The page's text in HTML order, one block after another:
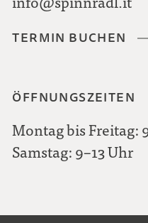
TERMIN BUCHEN
ÖFFNUNGSZEITEN
Montag bis Freitag:
Samstag: 9–13 Uhr